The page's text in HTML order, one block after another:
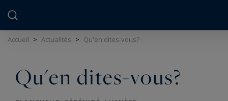
Accueil > Actualités > Qu'en dites-vous?
Qu'en dites-vous?